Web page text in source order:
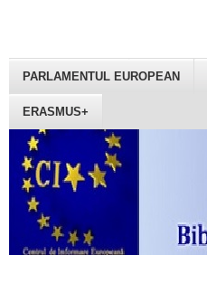
PARLAMENTUL EUROPEAN
ERASMUS+